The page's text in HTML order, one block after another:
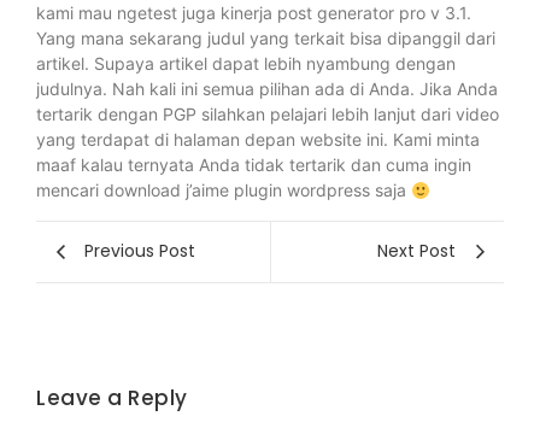
kami mau ngetest juga kinerja post generator pro v 3.1.
Yang mana sekarang judul yang terkait bisa dipanggil dari
artikel. Supaya artikel dapat lebih nyambung dengan
judulnya. Nah kali ini semua pilihan ada di Anda. Jika Anda
tertarik dengan PGP silahkan pelajari lebih lanjut dari video
yang terdapat di halaman depan website ini. Kami minta
maaf kalau ternyata Anda tidak tertarik dan cuma ingin
mencari download j’aime plugin wordpress saja
Previous Post Next Post
Leave a Reply